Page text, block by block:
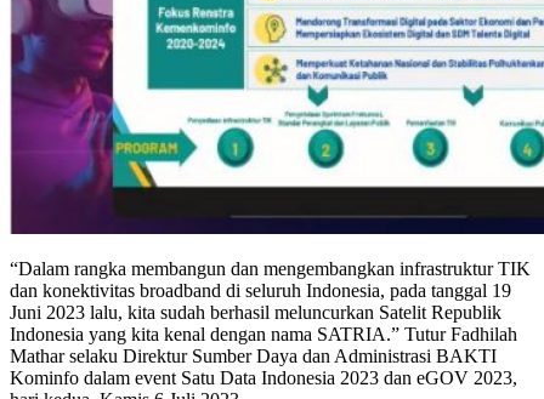
“Dalam rangka membangun dan mengembangkan infrastruktur TIK
dan konektivitas broadband di seluruh Indonesia, pada tanggal 19
Juni 2023 lalu, kita sudah berhasil meluncurkan Satelit Republik
Indonesia yang kita kenal dengan nama SATRIA.” Tutur Fadhilah
Mathar selaku Direktur Sumber Daya dan Administrasi BAKTI
Kominfo dalam event Satu Data Indonesia 2023 dan eGOV 2023,